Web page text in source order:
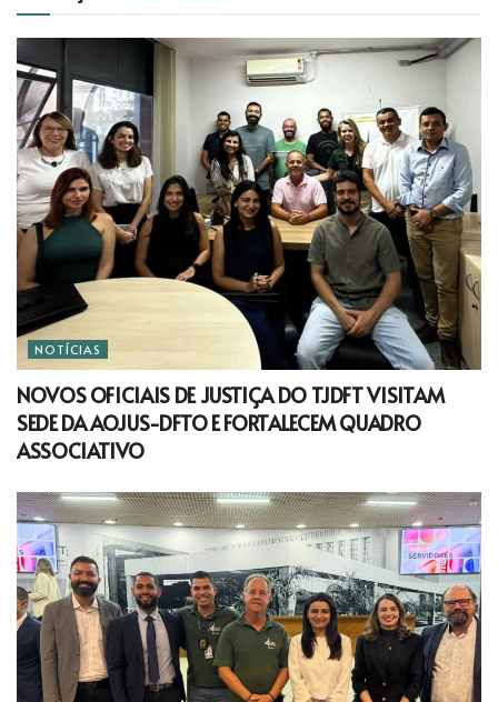
NOTÍCIAS
NOVOS OFICIAIS DE JUSTIÇA DO TJDFT VISITAM
SEDE DA AOJUS-DFTO E FORTALECEM QUADRO
ASSOCIATIVO